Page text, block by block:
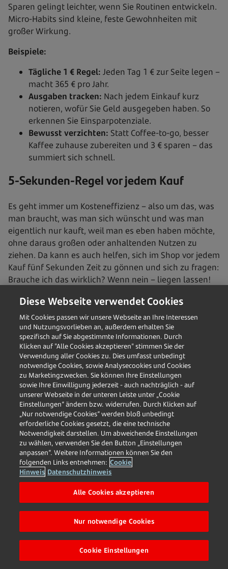
Sparen gelingt leichter, wenn Sie Routinen entwickeln.
Micro-Habits sind kleine, feste Gewohnheiten mit
großer Wirkung.
Beispiele:
Tägliche 1 € Regel: Jeden Tag 1 € zur Seite legen –
macht 365 € pro Jahr.
Ausgaben tracken: Nach jedem Einkauf kurz
notieren, wofür Sie Geld ausgegeben haben. So
erkennen Sie Einsparpotenziale.
Bewusst verzichten: Statt Coffee-to-go, besser
Kaffee zuhause zubereiten und 3 € sparen – das
summiert sich schnell.
5-Sekunden-Regel vor jedem Kauf
Es geht immer um Kosteneffizienz – also um das, was
man braucht, was man sich wünscht und was man
eigentlich nur kauft, weil man es eben haben möchte,
ohne daraus großen oder anhaltenden Nutzen zu
ziehen. Da kann es auch helfen, sich im Shop vor jedem
Kauf fünf Sekunden Zeit zu gönnen und sich zu fragen:
Brauche ich das wirklich? Wenn nein – liegen lassen!
Wenn Sie zu den visuellen Typen gehören, können Sie
sich eine Spar-Idee auf Ihren Kühlschrank oder Ihre
Türe kleben. Geben Sie sich selbst ein Sparmotto für
die Woche, also etwa: Nur 1x die Woche Coffee-to-go
kaufen.
Automatische Sparpläne nutzen
Automatismen helfen dabei, sich auf unaufgeregte
Weise nach und nach ein schönes Sümmchen
zusammenzusparen. Ein wichtiger Weg dorthin sind
fixe Sparpläne. Einfach gesagt, senden Sie hier per
Dauerauftrag jeweils am Monatsanfang eine gewisse
Summe auf Ihr Sparkonto, Ihren Bausparvertrag, Ihr
Depot oder Ihr Rücklagenkonto, aber vielleicht auch
schon als Vorsorge für Ihre Pension. Als ideale
Sparsumme nennen Experten und Expertinnen hier
den individuellen Möglichkeiten ab. Steigt Ihr Gehalt,
sollten Sie das Sparvolumen erhöhen.
Wenn Sie nicht allzu langfristig denken möchten,
können Sie sich auf diese Weise auch ganz bestimmte
?
Diese Webseite verwendet Cookies
​Mit Cookies passen wir unsere Webseite an Ihre Interessen
und Nutzungsvorlieben an, außerdem erhalten Sie
spezifisch auf Sie abgestimmte Informationen. Durch
Klicken auf "Alle Cookies akzeptieren" stimmen Sie der
Verwendung aller Cookies zu. Dies umfasst unbedingt
notwendige Cookies, sowie Analysecookies und Cookies
zu Marketingzwecken. Sie können Ihre Einstellungen
sowie Ihre Einwilligung jederzeit - auch nachträglich - auf
unserer Webseite in der unteren Leiste unter „Cookie
Einstellungen“ ändern bzw. widerrufen. Durch Klicken auf
„Nur notwendige Cookies“ werden bloß unbedingt
erforderliche Cookies gesetzt, die eine technische
Notwendigkeit darstellen. Um abweichende Einstellungen
zu wählen, verwenden Sie den Button „Einstellungen
anpassen“. Weitere Informationen können Sie den
folgenden Links entnehmen: Cookie
Hinweis Datenschutzhinweis
Alle Cookies akzeptieren
Nur notwendige Cookies
Cookie Einstellungen